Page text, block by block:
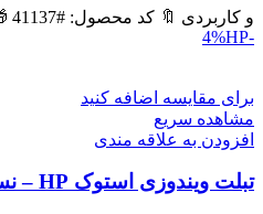
و کاربردی 🔖 کد محصول: #41137 🎁 #ارسال_رایگان
-4%
HP
برای مقایسه اضافه کنید
مشاهده سریع
افزودن به علاقه مندی
تبلت ویندوزی استوک HP – نسل ۷ با صفحه لمسی IPS